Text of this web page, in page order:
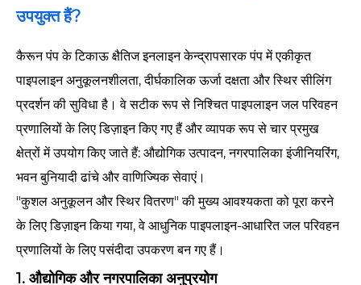
उपयुक्त हैं?
कैरून पंप के टिकाऊ क्षैतिज इनलाइन केन्द्रापसारक पंप में एकीकृत
पाइपलाइन अनुकूलनशीलता, दीर्घकालिक ऊर्जा दक्षता और स्थिर सीलिंग
प्रदर्शन की सुविधा है। वे सटीक रूप से निश्चित पाइपलाइन जल परिवहन
प्रणालियों के लिए डिज़ाइन किए गए हैं और व्यापक रूप से चार प्रमुख
क्षेत्रों में उपयोग किए जाते हैं: औद्योगिक उत्पादन, नगरपालिका इंजीनियरिंग,
भवन बुनियादी ढांचे और वाणिज्यिक सेवाएं।
"कुशल अनुकूलन और स्थिर वितरण" की मुख्य आवश्यकता को पूरा करने
के लिए डिज़ाइन किया गया, वे आधुनिक पाइपलाइन-आधारित जल परिवहन
प्रणालियों के लिए पसंदीदा उपकरण बन गए हैं।
1. औद्योगिक और नगरपालिका अनुप्रयोग